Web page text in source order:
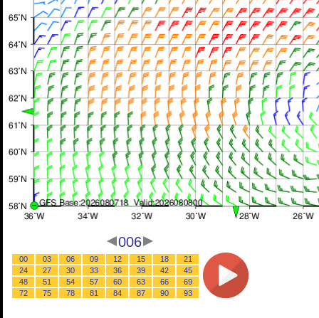
006
00 03 06 09 12 15 18
21
24
27 30 33 36 39 42
45
48
51 54 57 60 63 66
69
72
75 78 81 84 87 90 93